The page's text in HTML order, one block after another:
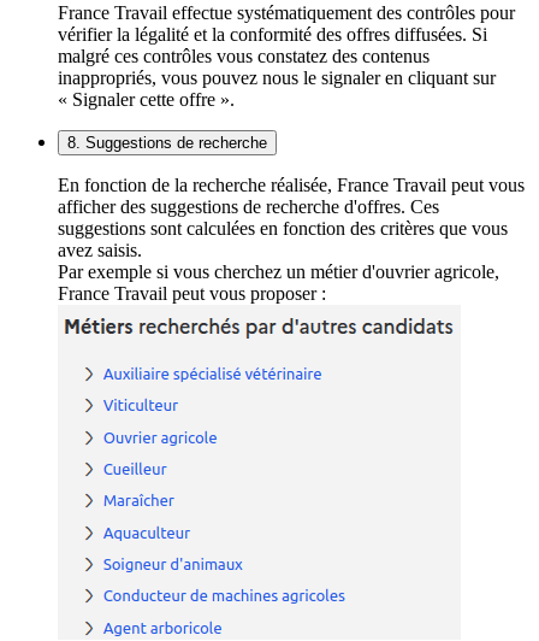
France Travail effectue systématiquement des contrôles pour
vérifier la légalité et la conformité des offres diffusées. Si
malgré ces contrôles vous constatez des contenus
inappropriés, vous pouvez nous le signaler en cliquant sur
« Signaler cette offre ».
8. Suggestions de recherche
En fonction de la recherche réalisée, France Travail peut vous
afficher des suggestions de recherche d'offres. Ces
suggestions sont calculées en fonction des critères que vous
avez saisis.
Par exemple si vous cherchez un métier d'ouvrier agricole,
France Travail peut vous proposer :